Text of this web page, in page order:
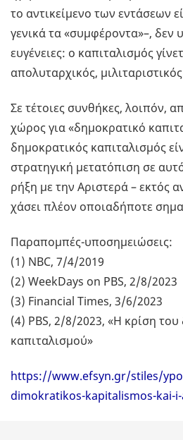
το αντικείμενο των εντάσεων
γενικά τα «συμφέροντα»–, δεν
ευγένειες: ο καπιταλισμός
απολυταρχικός,
Σε τέτοιες συνθήκες, λοιπόν,
χώρος για «δημοκρατικό
δημοκρατικός καπιταλισμός
στρατηγική μετατόπιση σε
ρήξη με την Αριστερά – εκτός
χάσει πλέον οποιαδήποτε
Παραπομπές-υποσημειώσεις:
(1) NBC, 7/4/2019
(2) WeekDays on PBS, 2/8/2023
(3) Financial Times, 3/6/2023
(4) PBS, 2/8/2023, «Η κρίση
καπιταλισμού»
https://www.efsyn.gr/stiles/
dimokratikos-kapitalismos-kai-